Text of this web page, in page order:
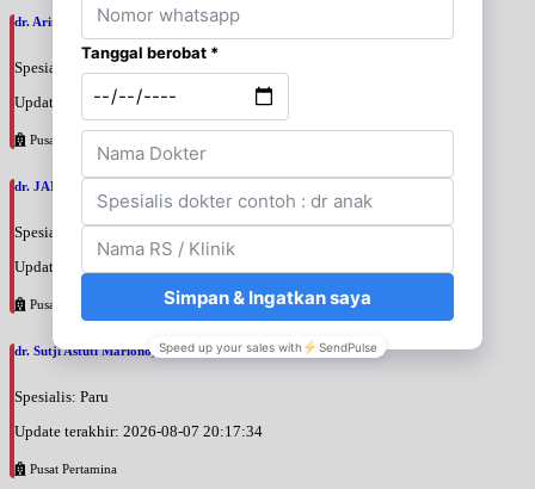
dr. Arini Purwono, SpP
Spesialis: Paru
Update terakhir: 2026-08-07 20:25:58
Pusat Pertamina
dr. JANUAR HABIBI, SpP
Spesialis: Paru
Update terakhir: 2026-08-07 20:23:50
Pusat Pertamina
dr. Sutji Astuti Mariono, SpP
Spesialis: Paru
Update terakhir: 2026-08-07 20:17:34
Pusat Pertamina